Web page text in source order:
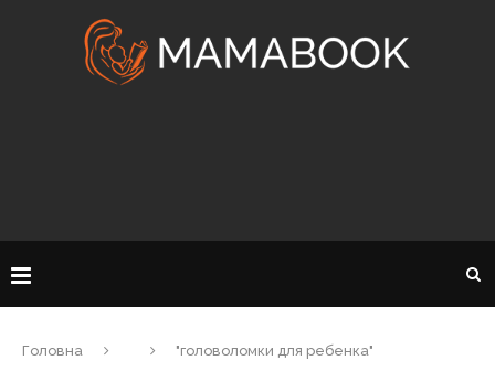
Головна "головоломки для ребенка"